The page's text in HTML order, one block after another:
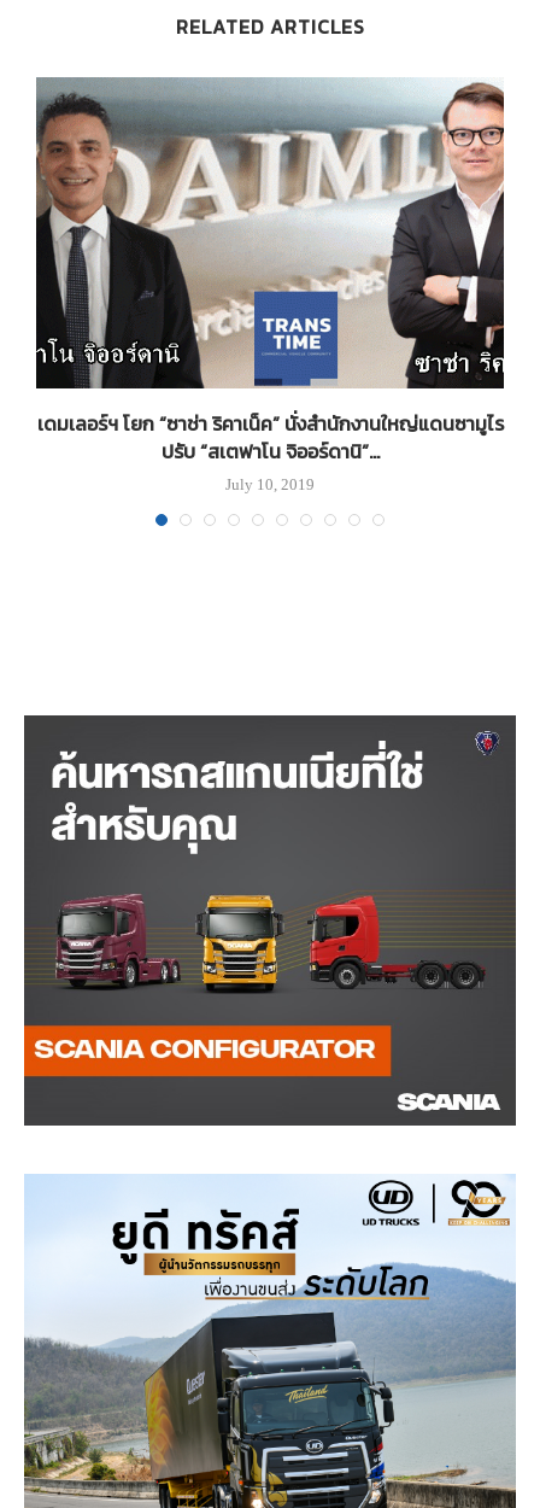
RELATED ARTICLES
เดมเลอร์ฯ โยก “ซาช่า ริคาเน็ค” นั่งสำนักงานใหญ่แดนซามูไร
ปรับ “สเตฟาโน จิออร์ดานิ”...
July 10, 2019